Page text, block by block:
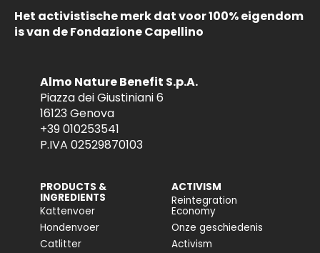
Het activistische merk dat voor 100% eigendom
is van de Fondazione Capellino
Almo Nature Benefit S.p.A.
Piazza dei Giustiniani 6
16123 Genova
+39 010253541
P.IVA 02529870103
PRODUCTS &
INGREDIENTS
Kattenvoer
Hondenvoer
Catlitter
ACTIVISM
Reintegration
Economy
Onze geschiedenis
Activism